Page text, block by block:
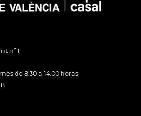
nº 1
de 8:30 a 14:00 horas